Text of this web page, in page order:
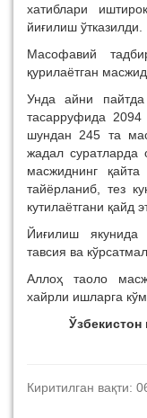
хатиблари
йиғилиш ўтказилди.
Масофавий
қурилаётган
Унда айни пайтда
тасарруфида
шундан 245 та
жадал суратларда
масжиднинг
тайёрланиб, тез
кутилаётгани қайд
Йиғилиш
тавсия ва
Аллоҳ таоло
хайрли ишларга
Киритилган вақти: